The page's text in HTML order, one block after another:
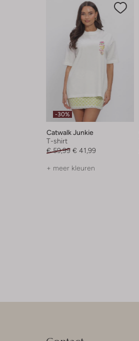
-30%
Catwalk Junkie
T-shirt
€ 59,99 € 41,99
+ meer kleuren